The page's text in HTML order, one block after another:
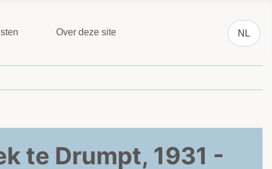
Over deze site
Selecteer
NL
te Drumpt, 1931 -